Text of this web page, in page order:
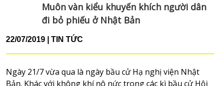
Muôn vàn kiểu khuyến khích người dân
đi bỏ phiếu ở Nhật Bản
22/07/2019 TIN TỨC
Ngày 21/7 vừa qua là ngày bầu cử Hạ nghị viện Nhật
Bản. Khác với không khí nô nức trong các kì bầu cử Hội